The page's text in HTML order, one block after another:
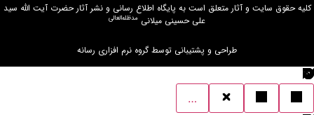
و آثار متعلق است به پایگاه اطلاع رسانی و نشر آثار حضرت آیت الله سید
علی حسینی میلانی مدظله‌العالی
طراحی و پشتیبانی توسط گروه نرم افزاری رسانه